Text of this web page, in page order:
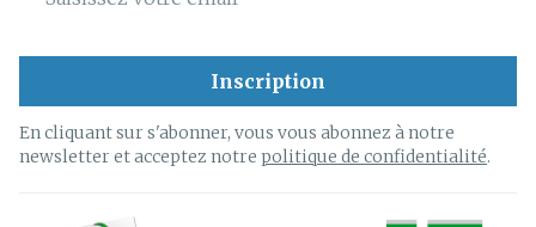
Inscription
En cliquant sur s'abonner, vous vous abonnez à notre
newsletter et acceptez notre politique de confidentialité.